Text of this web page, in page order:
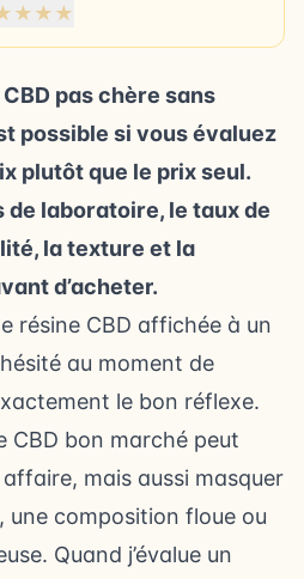
★ ★ ★
pas chère sans
possible si vous évaluez
plutôt que le prix seul.
laboratoire, le taux de
la texture et la
d’acheter.
résine CBD affichée à un
au moment de
le bon réflexe.
CBD bon marché peut
mais aussi masquer
une composition floue ou
Quand j’évalue un